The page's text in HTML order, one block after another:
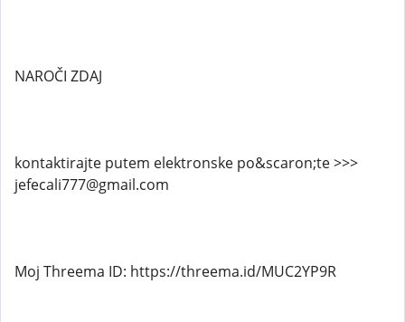
NAROČI ZDAJ
kontaktirajte putem elektronske po&scaron;te >>>
jefecali777@gmail.com
Moj Threema ID: https://threema.id/MUC2YP9R